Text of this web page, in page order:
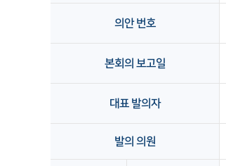
의안 번호
본회의 보고일
대표 발의자
발의 의원